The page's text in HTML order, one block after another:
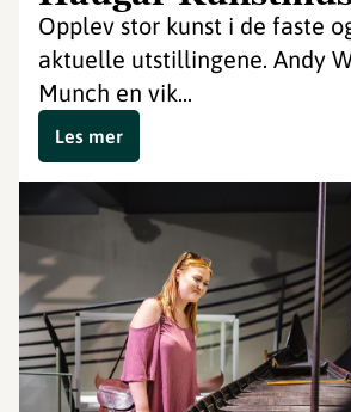
Opplev stor kunst i de faste
aktuelle utstillingene. Andy
Munch en vik...
Les mer